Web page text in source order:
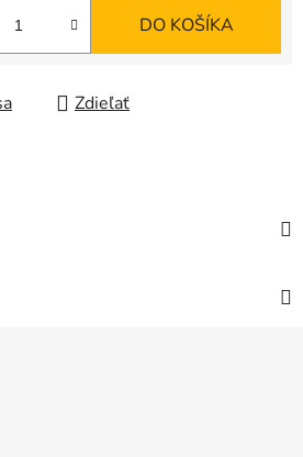
DO KOŠÍKA
Zdieľať